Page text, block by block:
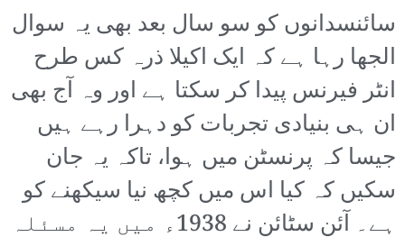
سائنسدانوں کو سو سال بعد بھی یہ سوال
الجھا رہا ہے کہ ایک اکیلا ذرہ کس طرح
انٹر فیرنس پیدا کر سکتا ہے اور وہ آج بھی
ان ہی بنیادی تجربات کو دہرا رہے ہیں
جیسا کہ پرنسٹن میں ہوا، تاکہ یہ جان
سکیں کہ کیا اس میں کچھ نیا سیکھنے کو
ہے۔ آئن سٹائن نے 1938ء میں یہ مسئلہ